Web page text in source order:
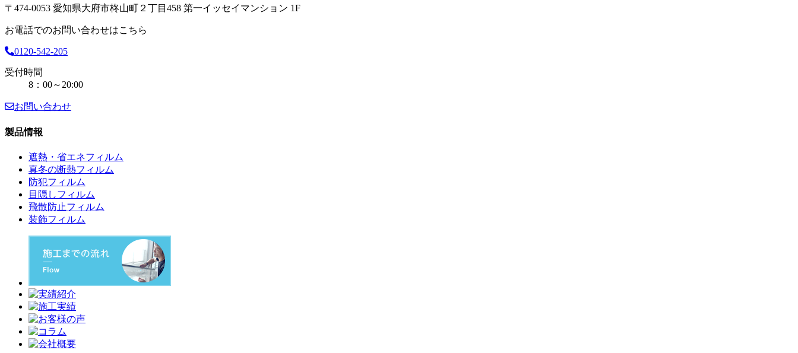
〒474-0053 愛知県大府市柊山町２丁目458 第一イッセイマンション 1F
お電話でのお問い合わせはこちら
0120-542-205
受付時間
8：00～20:00
お問い合わせ
製品情報
遮熱・省エネフィルム
真冬の断熱フィルム
防犯フィルム
目隠しフィルム
飛散防止フィルム
装飾フィルム